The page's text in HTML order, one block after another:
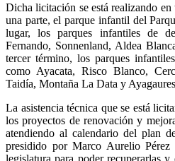
Dicha licitación se está realizando
una parte, el parque infantil del
lugar, los parques infantiles de
Fernando, Sonnenland, Aldea
tercer término, los parques
como Ayacata, Risco Blanco,
Taidía, Montaña La Data y
La asistencia técnica que se está
los proyectos de renovación y
atendiendo al calendario del plan
presidido por Marco Aurelio
legislatura para poder recuperarlas